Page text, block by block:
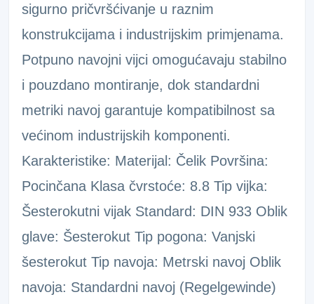
sigurno pričvršćivanje u raznim
konstrukcijama i industrijskim primjenama.
Potpuno navojni vijci omogućavaju stabilno
i pouzdano montiranje, dok standardni
metriki navoj garantuje kompatibilnost sa
većinom industrijskih komponenti.
Karakteristike: Materijal: Čelik Površina:
Pocinčana Klasa čvrstoće: 8.8 Tip vijka:
Šesterokutni vijak Standard: DIN 933 Oblik
glave: Šesterokut Tip pogona: Vanjski
šesterokut Tip navoja: Metrski navoj Oblik
navoja: Standardni navoj (Regelgewinde)